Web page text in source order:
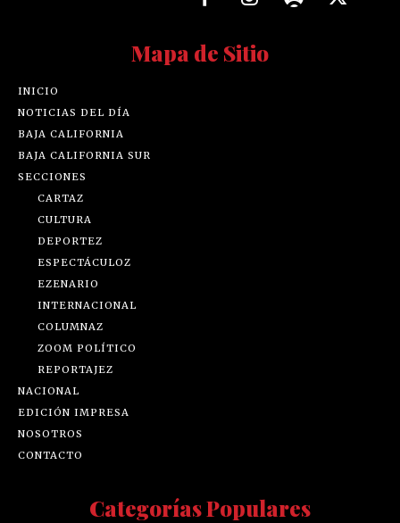
Mapa de Sitio
INICIO
NOTICIAS DEL DÍA
BAJA CALIFORNIA
BAJA CALIFORNIA SUR
SECCIONES
CARTAZ
CULTURA
DEPORTEZ
ESPECTÁCULOZ
EZENARIO
INTERNACIONAL
COLUMNAZ
ZOOM POLÍTICO
REPORTAJEZ
NACIONAL
EDICIÓN IMPRESA
NOSOTROS
CONTACTO
Categorías Populares